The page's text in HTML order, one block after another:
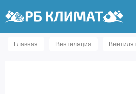
Главная Вентиляция